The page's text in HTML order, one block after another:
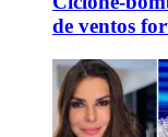
de ventos